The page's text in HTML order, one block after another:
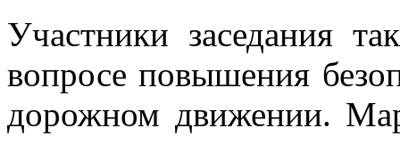
Участники заседания
вопросе повышения
дорожном движении.